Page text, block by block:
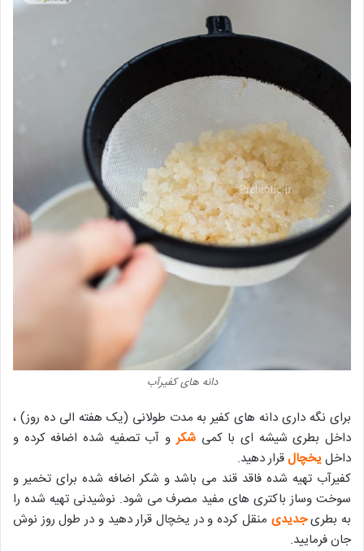
دانه های کفیرآب
برای نگه داری دانه های کفیر به مدت طولانی (یک هفته الی ده روز) ،
داخل بطری شیشه ای با کمیشکر و آب تصفیه شده اضافه کرده و
داخلیخچالقرار دهید.
کفیرآب تهیه شده فاقد قند می باشد و شکر اضافه شده برای تخمیر و
سوخت وساز باکتری های مفید مصرف می شود. نوشیدنی تهیه شده را
به بطریجدیدی منقل کرده و در یخچال قرار دهید و در طول روز نوش
جان فرمایید.